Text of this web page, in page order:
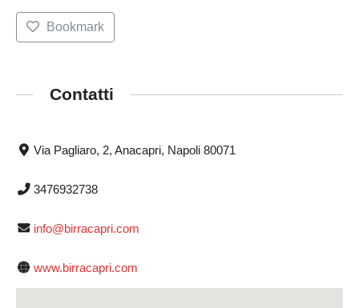
Bookmark
Contatti
Via Pagliaro, 2, Anacapri, Napoli 80071
3476932738
info@birracapri.com
www.birracapri.com